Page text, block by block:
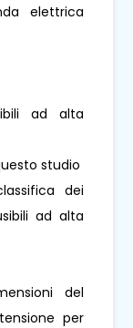
elettrica
ad alta
studio
dei
ad alta
del
per